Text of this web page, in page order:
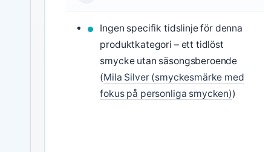
Ingen specifik tidslinje för denna
produktkategori – ett tidlöst
smycke utan säsongsberoende
(Mila Silver (smyckesmärke med
fokus på personliga smycken))